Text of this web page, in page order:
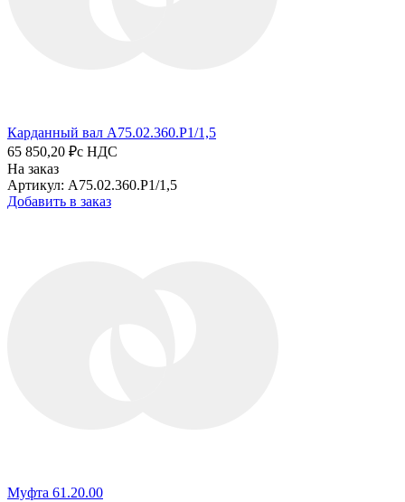
Карданный вал A75.02.360.P1/1,5
65 850,20 ₽с НДС
На заказ
Артикул: A75.02.360.P1/1,5
Добавить в заказ
Муфта 61.20.00